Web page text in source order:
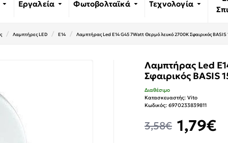
Εργαλεία Φωτοβολταϊκά Τεχνολογία
Λαμπτήρες LED E14 Λαμπτήρας Led E14 G45 7Watt Θερμό λευκό 2700K Σφαιρικός BASIS
Λαμπτήρας Led
Σφαιρικός BASIS
1,79€
3,58€
Διαθέσιμο
Κατασκευαστής: Vito
Κωδικός: 6970233839811